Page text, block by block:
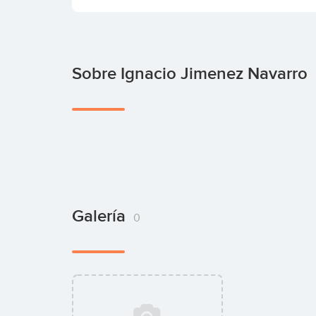
Sobre Ignacio Jimenez Navarro
Galería 0